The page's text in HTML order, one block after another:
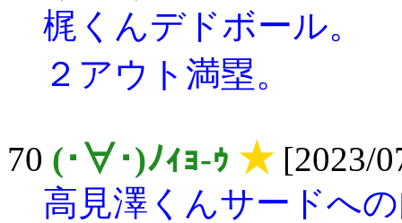
梶くんデドボール。
２アウト満塁。
70 (･∀･)ﾉｨｮ-ｩ ★[2023/
高見澤くんサードへ